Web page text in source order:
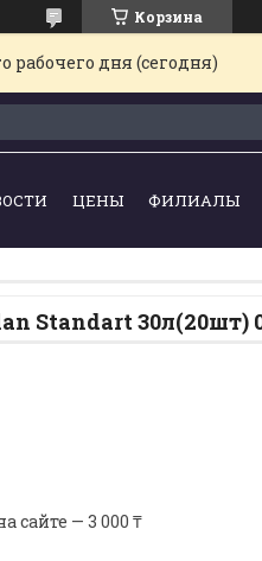
Корзина
рабочего дня (сегодня)
ЦЕНЫ ФИЛИАЛЫ
Standart 30л(20шт)
сайте — 3 000 ₸